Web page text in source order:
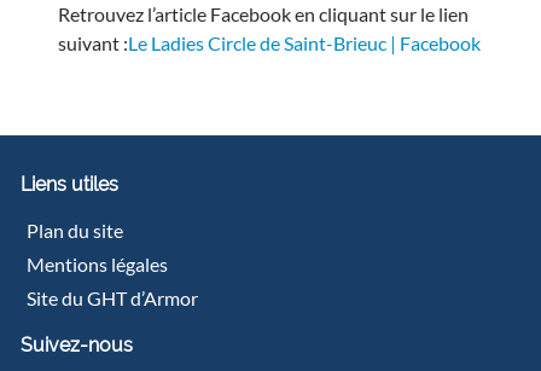
Retrouvez l’article Facebook en cliquant sur le lien
suivant :Le Ladies Circle de Saint-Brieuc | Facebook
Liens utiles
Plan du site
Mentions légales
Site du GHT d’Armor
Suivez-nous